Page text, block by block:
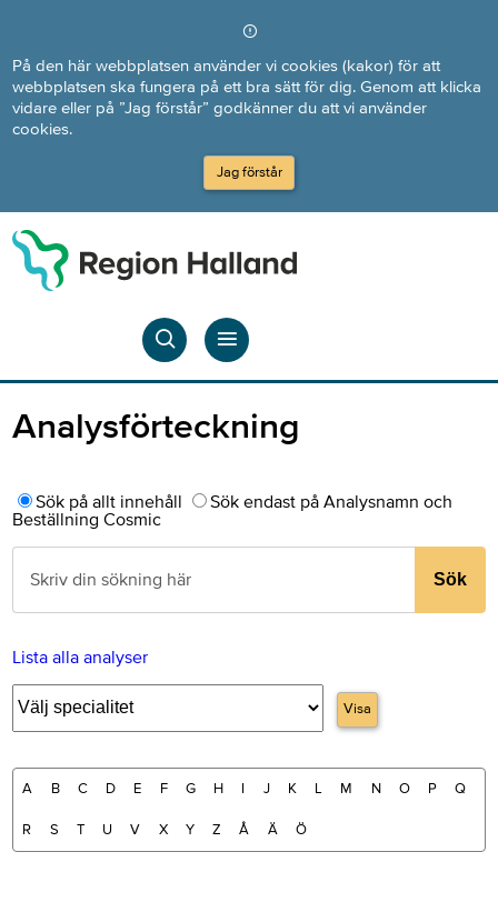
På den här webbplatsen använder vi cookies (kakor) för att
webbplatsen ska fungera på ett bra sätt för dig. Genom att klicka
vidare eller på ”Jag förstår” godkänner du att vi använder
cookies.
Jag förstår
Analysförteckning
Sök på allt innehåll
Sök endast på Analysnamn och
Beställning Cosmic
Sök
Lista alla analyser
Visa
A B C D E F G H I J K L M N O P Q
R S T U V X Y Z Å Ä Ö